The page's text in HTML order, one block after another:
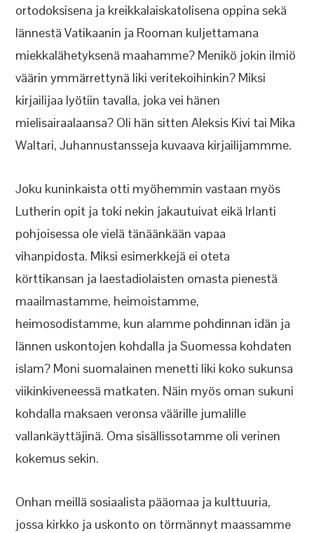
ortodoksisena ja kreikkalaiskatolisena oppina sekä
lännestä Vatikaanin ja Rooman kuljettamana
miekkalähetyksenä maahamme? Menikö jokin ilmiö
väärin ymmärrettynä liki veritekoihinkin? Miksi
kirjailijaa lyötiin tavalla, joka vei hänen
mielisairaalaansa? Oli hän sitten Aleksis Kivi tai Mika
Waltari, Juhannustansseja kuvaava kirjailijammme.
Joku kuninkaista otti myöhemmin vastaan myös
Lutherin opit ja toki nekin jakautuivat eikä Irlanti
pohjoisessa ole vielä tänäänkään vapaa
vihanpidosta. Miksi esimerkkejä ei oteta
körttikansan ja laestadiolaisten omasta pienestä
maailmastamme, heimoistamme,
heimosodistamme, kun alamme pohdinnan idän ja
lännen uskontojen kohdalla ja Suomessa kohdaten
islam? Moni suomalainen menetti liki koko sukunsa
viikinkiveneessä matkaten. Näin myös oman sukuni
kohdalla maksaen veronsa väärille jumalille
vallankäyttäjinä. Oma sisällissotamme oli verinen
kokemus sekin.
Onhan meillä sosiaalista pääomaa ja kulttuuria,
jossa kirkko ja uskonto on törmännyt maassamme